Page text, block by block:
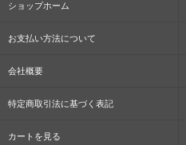
ショップホーム
お支払い方法について
会社概要
特定商取引法に基づく表記
カートを見る